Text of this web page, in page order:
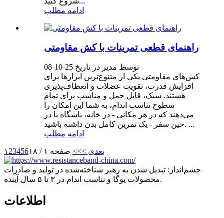
ادامه مطلب
راهنمای قطعی تمرینات با کش مقاومتی
توسط مدیر در تاریخ 25-10-08
کش‌های مقاومتی یکی از متنوع‌ترین ابزارها برای
افزایش قدرت، تقویت عضلات و انعطاف‌پذیری
هستند. سبک، قابل حمل و مناسب برای تمام
سطوح تناسب اندام، به شما این امکان را
می‌دهند که در هر مکانی - در خانه، باشگاه یا در
حین سفر - یک تمرین کامل بدن داشته باشید. ...
ادامه مطلب
۱ 23456 بعدی >>> صفحه ۱ / ۱۸
چشم‌انداز: تبدیل شدن به رهبر شناخته‌شده در تولید و صادرات
محصولات یوگا و تناسب اندام در ۳ تا ۵ سال آینده.
اطلاعات